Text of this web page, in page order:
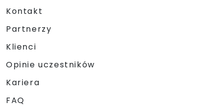
Kontakt
Partnerzy
Klienci
Opinie uczestników
Kariera
FAQ